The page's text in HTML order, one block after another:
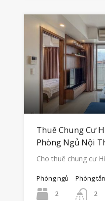
Thuê Chung Cư
Phòng Ngủ Nội
Cho thuê chung cư
Phòng ngủ
2
Phòng
2